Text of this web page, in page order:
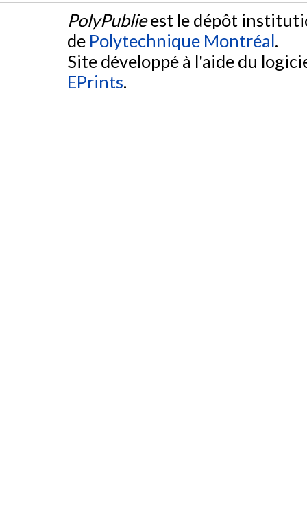
PolyPublieest le dépôt
de Polytechnique Montréal.
Site développé à l'aide du
EPrints.